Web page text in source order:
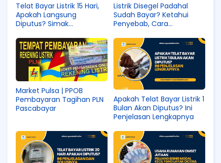
Telat Bayar Listrik 15 Hari,
Apakah Langsung
Diputus? Simak
Listrik Disegel Padahal
Sudah Bayar? Ketahui
Penyebab, Cara
Praktisnya
Market Pulsa | PPOB
Pembayaran Tagihan PLN
Pascabayar
Apakah Telat Bayar Listrik 1
Bulan Akan Diputus? Ini
Penjelasan Lengkapnya